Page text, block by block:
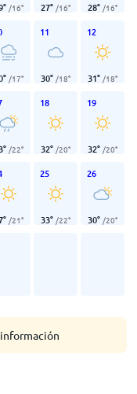
° /16° 27° /16° 28° /16°
° /17°
11
30° /18°
12
31° /18°
° /22°
18
32° /20°
19
32° /20°
° /21°
25
33° /22°
26
30° /20°